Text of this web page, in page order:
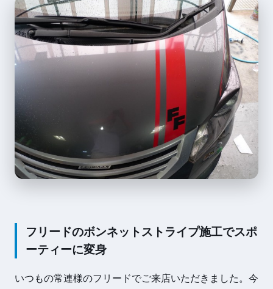
フリードのボンネットストライプ施工でスポ
ーティーに変身
いつもの常連様のフリードでご来店いただきました。今